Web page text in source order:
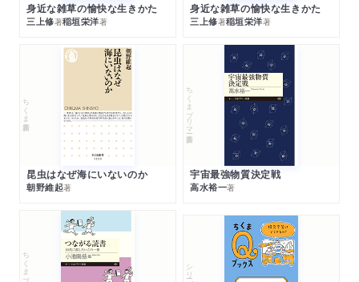
身近な雑草の愉快な生きかた
三上修著稲垣栄洋著
身近な雑草の愉快な生きかた
三上修著稲垣栄洋著
ちくま新書
昆虫はなぜ海にいないのか
朝野維起著
ちくまプリマー新書
宇宙最強物質決定戦
高水裕一著
ちくまプリマー新書 シリーズ・全集